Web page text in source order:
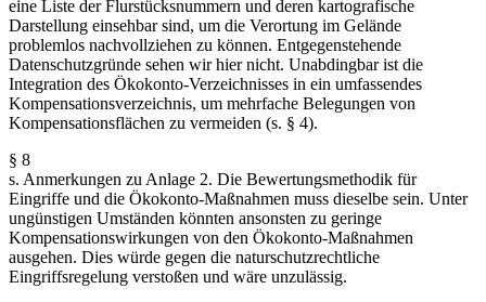
eine Liste der Flurstücksnummern und deren kartografische
Darstellung einsehbar sind, um die Verortung im Gelände
problemlos nachvollziehen zu können. Entgegenstehende
Datenschutzgründe sehen wir hier nicht. Unabdingbar ist die
Integration des Ökokonto-Verzeichnisses in ein umfassendes
Kompensationsverzeichnis, um mehrfache Belegungen von
Kompensationsflächen zu vermeiden (s. § 4).
§ 8
s. Anmerkungen zu Anlage 2. Die Bewertungsmethodik für
Eingriffe und die Ökokonto-Maßnahmen muss dieselbe sein. Unter
ungünstigen Umständen könnten ansonsten zu geringe
Kompensationswirkungen von den Ökokonto-Maßnahmen
ausgehen. Dies würde gegen die naturschutzrechtliche
Eingriffsregelung verstoßen und wäre unzulässig.